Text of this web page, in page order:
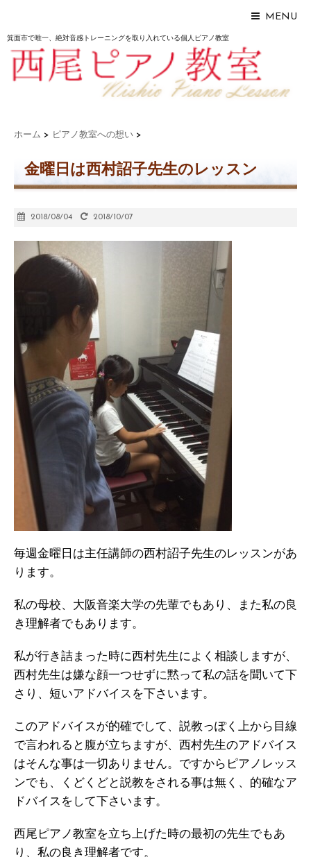
MENU
箕面市で唯一、絶対音感トレーニングを取り入れている個人ピアノ教室
ホーム > ピアノ教室への想い >
金曜日は西村詔子先生のレッスン
2018/08/04 2018/10/07
毎週金曜日は主任講師の西村詔子先生のレッスンがあ
ります。
私の母校、大阪音楽大学の先輩でもあり、また私の良
き理解者でもあります。
私が行き詰まった時に西村先生によく相談しますが、
西村先生は嫌な顔一つせずに黙って私の話を聞いて下
さり、短いアドバイスを下さいます。
このアドバイスが的確でして、説教っぽく上から目線
で言われると腹が立ちますが、西村先生のアドバイス
はそんな事は一切ありません。ですからピアノレッス
ンでも、くどくどと説教をされる事は無く、的確なア
ドバイスをして下さいます。
西尾ピアノ教室を立ち上げた時の最初の先生でもあ
り、私の良き理解者です。